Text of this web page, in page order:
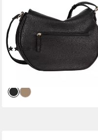
Umhängetasche Marcella,
griffiges Lederimitat in
dezenten Formen mit Nieten
verziertem Zipper
(2)
49,08 € 69,99 €